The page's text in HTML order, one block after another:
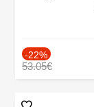
-22%
53.05€